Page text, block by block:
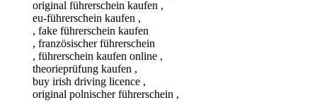
original führerschein kaufen ,
eu-führerschein kaufen ,
, fake führerschein kaufen
, französischer führerschein
, führerschein kaufen online ,
theorieprüfung kaufen ,
buy irish driving licence ,
original polnischer führerschein ,